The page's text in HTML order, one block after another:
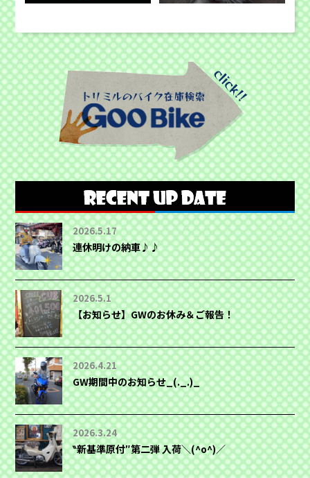
2026.5.17
連休明けの納車♪♪
2026.5.1
【お知らせ】GWのお休み＆ご報告！
2026.4.21
GW期間中のお知らせ_(._.)_
2026.3.24
‶新基準原付″第二弾 入荷＼(^o^)／